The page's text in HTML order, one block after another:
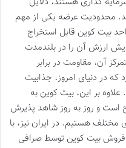
محدودیت عرضه یکی از مهم
تنها ۲۱ میلیون واحد بیت کوین قابل استخراج
ارزش آن را در بلندمدت
آن، مقاومت در برابر
که در دنیای امروز، جذابیت
بر این، بیت کوین به
است و روز به روز شاهد پذیرش
هستیم. در ایران نیز، با
فروش بیت کوین توسط صرافی